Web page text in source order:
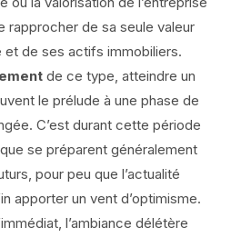
rapprocher de sa seule valeur
de ses actifs immobiliers.
de ce type, atteindre un
le prélude à une phase de
C’est durant cette période
se préparent généralement
pour peu que l’actualité
apporter un vent d’optimisme.
l’ambiance délétère